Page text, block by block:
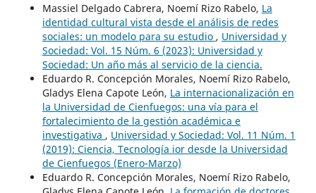
Massiel Delgado Cabrera, Noemí Rizo Rabelo, La
identidad cultural vista desde el análisis de redes
sociales: un modelo para su estudio , Universidad y
Sociedad: Vol. 15 Núm. 6 (2023): Universidad y
Sociedad: Un año más al servicio de la ciencia.
Eduardo R. Concepción Morales, Noemí Rizo Rabelo,
Gladys Elena Capote León, La internacionalización en
la Universidad de Cienfuegos: una vía para el
fortalecimiento de la gestión académica e
investigativa , Universidad y Sociedad: Vol. 11 Núm. 1
(2019): Ciencia, Tecnología ior desde la Universidad
de Cienfuegos (Enero-Marzo)
Eduardo R. Concepción Morales, Noemí Rizo Rabelo,